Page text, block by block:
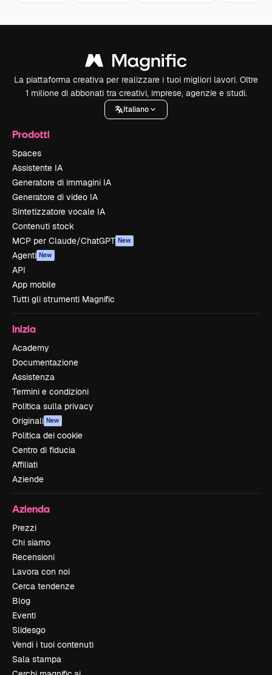
La piattaforma creativa per realizzare i tuoi migliori lavori. Oltre
1 milione di abbonati tra creativi, imprese, agenzie e studi.
Italiano
Prodotti
Spaces
Assistente IA
Generatore di immagini IA
Generatore di video IA
Sintetizzatore vocale IA
Contenuti stock
MCP per Claude/ChatGPT New
Agenti New
API
App mobile
Tutti gli strumenti Magnific
Inizia
Academy
Documentazione
Assistenza
Termini e condizioni
Politica sulla privacy
Originali New
Politica dei cookie
Centro di fiducia
Affiliati
Aziende
Azienda
Prezzi
Chi siamo
Recensioni
Lavora con noi
Cerca tendenze
Blog
Eventi
Slidesgo
Vendi i tuoi contenuti
Sala stampa